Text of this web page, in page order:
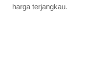
harga terjangkau.